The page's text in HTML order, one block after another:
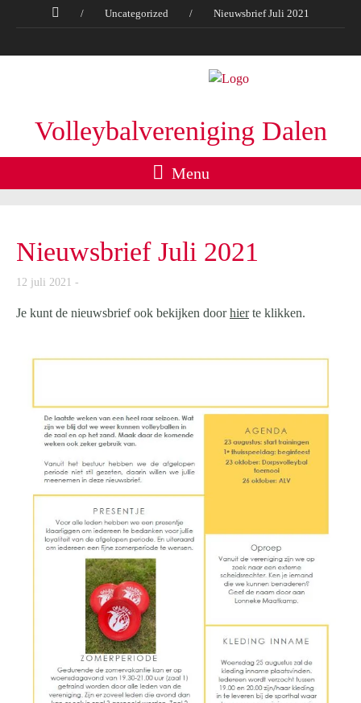
/ Uncategorized / Nieuwsbrief Juli 2021
Volleybalvereniging Dalen
Menu
Nieuwsbrief Juli 2021
12 juli 2021
Je kunt de nieuwsbrief ook bekijken doorhierte klikken.